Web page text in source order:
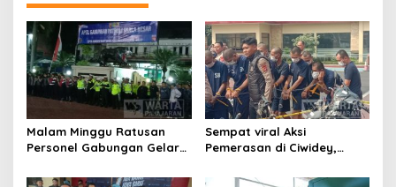
Malam Minggu Ratusan
Personel Gabungan Gelar
Besar Kabupaten Bandung
Sempat viral Aksi
Pemerasan di Ciwidey,
Pelaku